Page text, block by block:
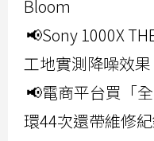
Bloom
📢Sony 1000X
工地實測降噪效
📢電商平台買「
環44次還帶維修